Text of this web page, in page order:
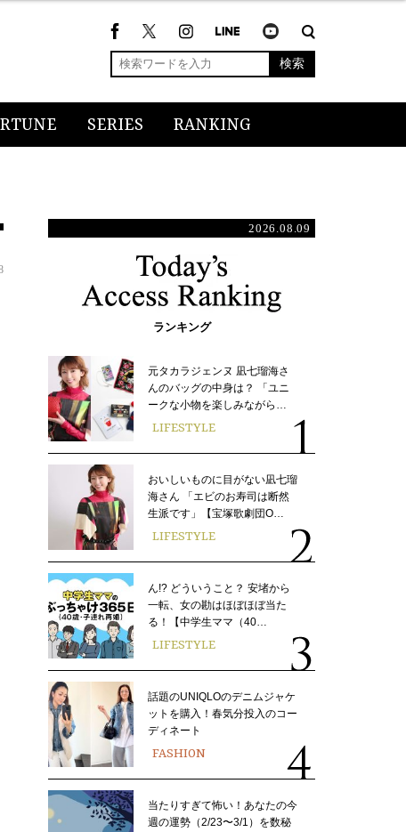
検索
SERIES RANKING
2026.08.09
ランキング
元タカラジェンヌ 凪七瑠海さ
んのバッグの中身は？ 「ユニ
ークな小物を楽しみながら…
LIFESTYLE
おいしいものに目がない凪七瑠
海さん 「エビのお寿司は断然
生派です」【宝塚歌劇団O…
LIFESTYLE
ん!? どういうこと？ 安堵から
一転、女の勘はほぼほぼ当た
る！【中学生ママ（40…
LIFESTYLE
話題のUNIQLOのデニムジャケ
ットを購入！春気分投入のコー
ディネート
FASHION
当たりすぎて怖い！あなたの今
週の運勢（2/23〜3/1）を数秘